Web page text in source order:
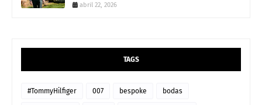
abril 22, 2026
TAGS
#TommyHilfiger 007 bespoke bodas